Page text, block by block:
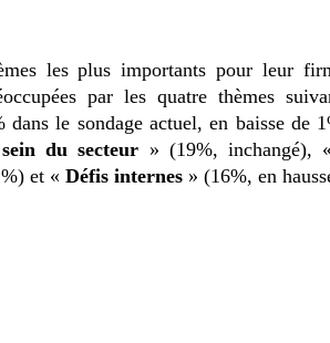
les plus importants pour leur
par les quatre thèmes
dans le sondage actuel, en baisse de
du secteur » (19%, inchangé),
et « Défis internes » (16%, en